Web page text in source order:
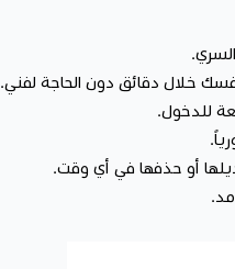
خلال دقائق دون الحاجة لفني.
للدخول.
أو حذفها في أي وقت.